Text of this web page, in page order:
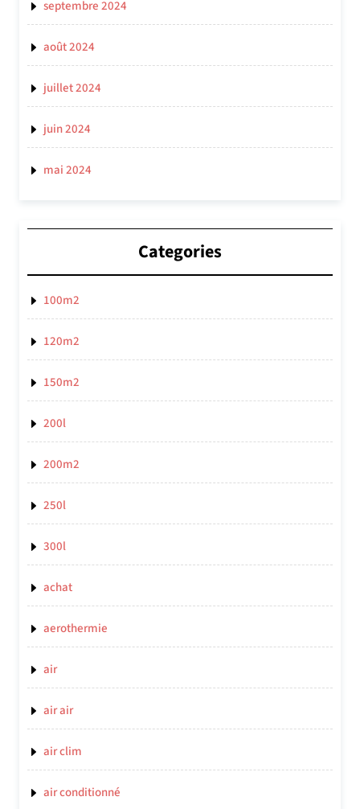
septembre 2024
août 2024
juillet 2024
juin 2024
mai 2024
Categories
100m2
120m2
150m2
200l
200m2
250l
300l
achat
aerothermie
air
air air
air clim
air conditionné